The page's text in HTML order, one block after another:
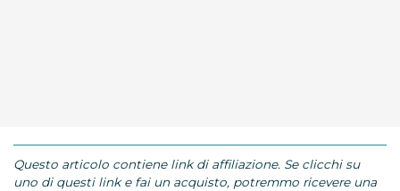
Questo articolo contiene link di affiliazione. Se clicchi su
uno di questi link e fai un acquisto, potremmo ricevere una